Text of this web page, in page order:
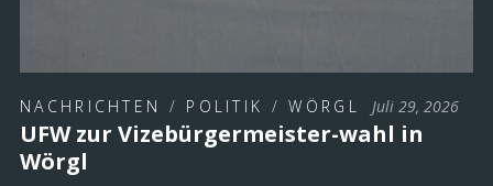
NACHRICHTEN / POLITIK /WÖRGL Juli 29, 2026
UFW zur Vizebürgermeister-wahl in
Wörgl